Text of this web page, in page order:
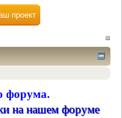
проект
форума.
на нашем форуме